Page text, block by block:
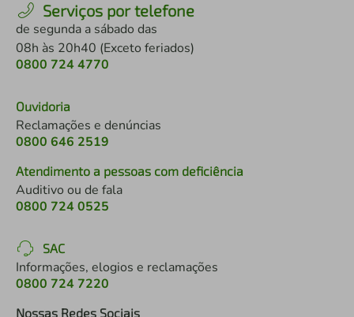
Serviços por telefone
de segunda a sábado das
08h às 20h40 (Exceto feriados)
0800 724 4770
Ouvidoria
Reclamações e denúncias
0800 646 2519
Atendimento a pessoas com deficiência
Auditivo ou de fala
0800 724 0525
SAC
Informações, elogios e reclamações
0800 724 7220
Nossas Redes Sociais